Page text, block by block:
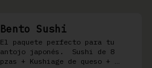
Bento Sushi
El paquete perfecto para tu
antojo japonés.  Sushi de 8
pzas + Kushiage de queso +